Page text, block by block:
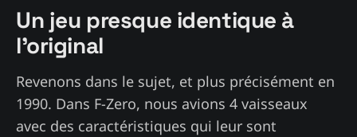
Un jeu presque identique à
l'original
Revenons dans le sujet, et plus précisément en
1990. Dans F-Zero, nous avions 4 vaisseaux
avec des caractéristiques qui leur sont